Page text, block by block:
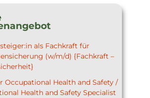
als Fachkraft für
(w/m/d) {Fachkraft –
Occupational Health and Safety /
Health and Safety Specialist